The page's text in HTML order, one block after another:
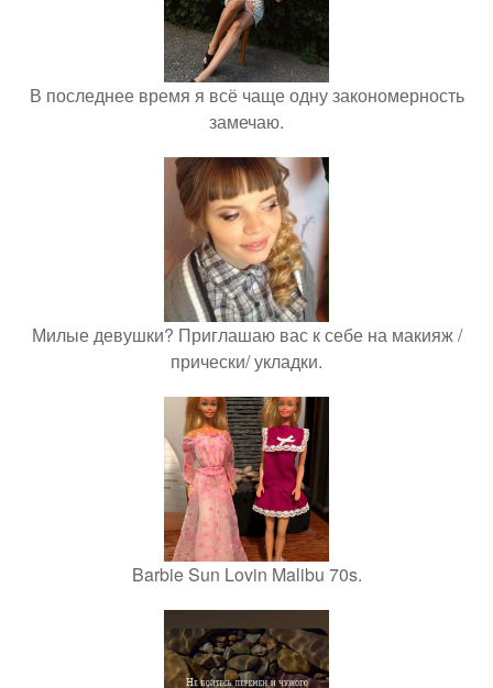
В последнее время я всё чаще одну закономерность
замечаю.
Милые девушки? Приглашаю вас к себе на макияж /
прически/ укладки.
Barbie Sun Lovin Malibu 70s.